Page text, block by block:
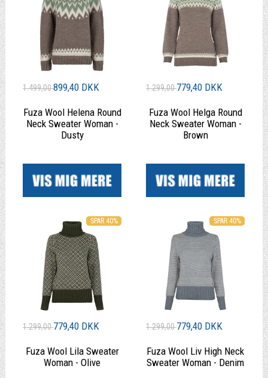
1.499,00899,40 DKK
Fuza Wool Helena Round
Neck Sweater Woman -
Dusty
1.299,00779,40 DKK
Fuza Wool Helga Round
Neck Sweater Woman -
Brown
SPAR 40%
1.299,00779,40 DKK
Fuza Wool Lila Sweater
Woman - Olive
SPAR 40%
1.299,00779,40 DKK
Fuza Wool Liv High Neck
Sweater Woman - Denim